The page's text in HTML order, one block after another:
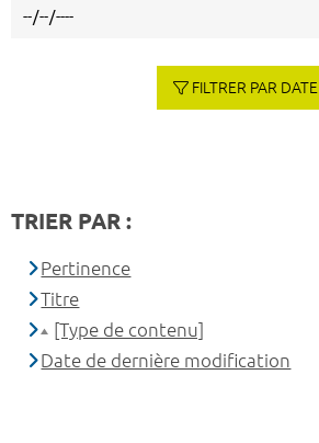
FILTRER PAR DATE
TRIER PAR :
Pertinence
Titre
[Type de contenu]
Date de dernière modification